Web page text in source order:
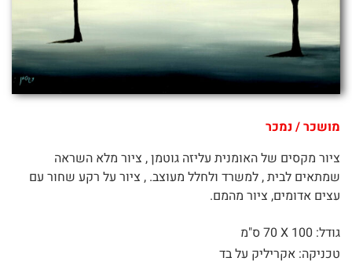
מושכר / נמכר
ציור מקסים של האומנית עליזה גוטמן , ציור מלא השראה
שמתאים לבית , למשרד ולחלל מעוצב. , ציור על רקע שחור עם
עצים אדומים, ציור מהמם.
גודל: 100 X
70 ס"מ
טכניקה: אקריליק על בד